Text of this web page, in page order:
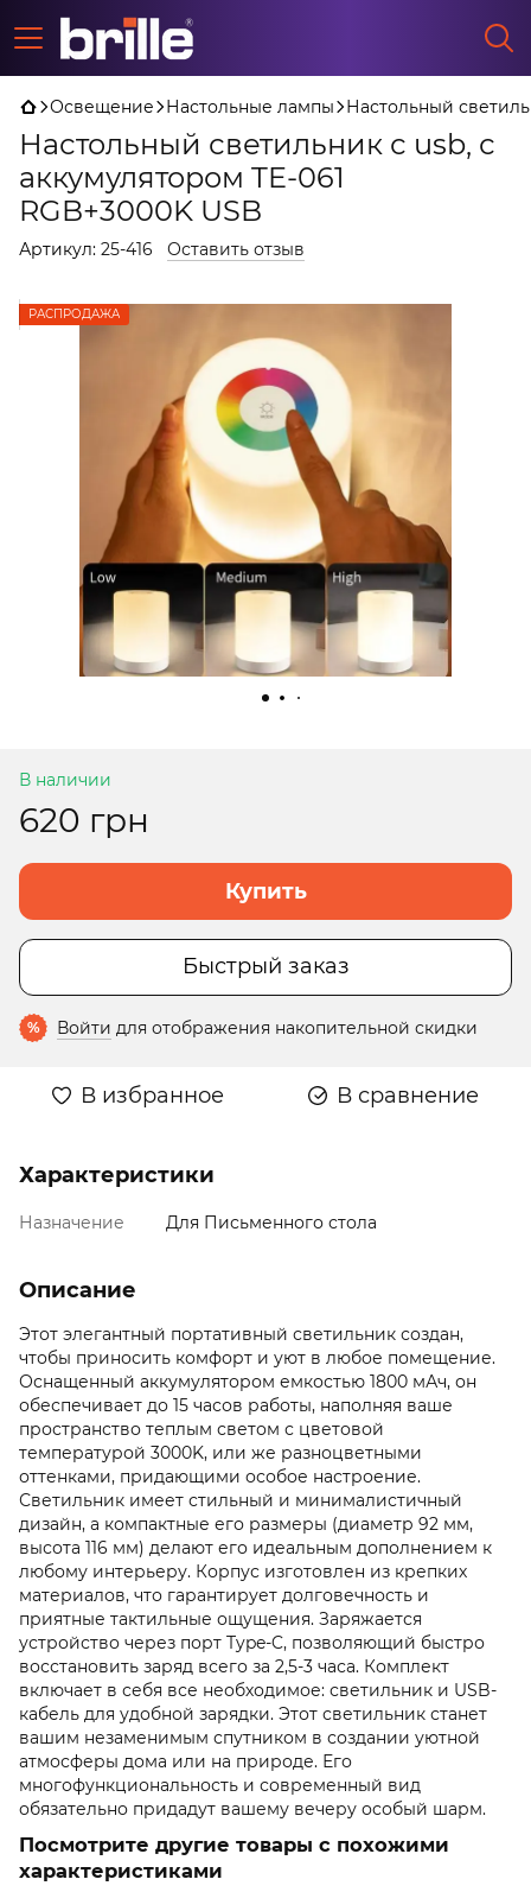
Освещение Настольные лампы Настольный
Настольный светильник с usb, с
аккумулятором TE-061
RGB+3000K USB
Артикул: 25-416 Оставить отзыв
РАСПРОДАЖА
В наличии
620 грн
Купить
Быстрый заказ
% Войти для отображения накопительной скидки
В избранное В сравнение
Характеристики
Назначение Для Письменного стола
Описание
Этот элегантный портативный светильник создан,
чтобы приносить комфорт и уют в любое помещение.
Оснащенный аккумулятором емкостью 1800 мАч, он
обеспечивает до 15 часов работы, наполняя ваше
пространство теплым светом с цветовой
температурой 3000K, или же разноцветными
оттенками, придающими особое настроение.
Светильник имеет стильный и минималистичный
дизайн, а компактные его размеры (диаметр 92 мм,
высота 116 мм) делают его идеальным дополнением к
любому интерьеру. Корпус изготовлен из крепких
материалов, что гарантирует долговечность и
приятные тактильные ощущения. Заряжается
устройство через порт Type-C, позволяющий быстро
восстановить заряд всего за 2,5-3 часа. Комплект
включает в себя все необходимое: светильник и USB-
кабель для удобной зарядки. Этот светильник станет
вашим незаменимым спутником в создании уютной
атмосферы дома или на природе. Его
многофункциональность и современный вид
обязательно придадут вашему вечеру особый шарм.
Посмотрите другие товары с похожими
характеристиками